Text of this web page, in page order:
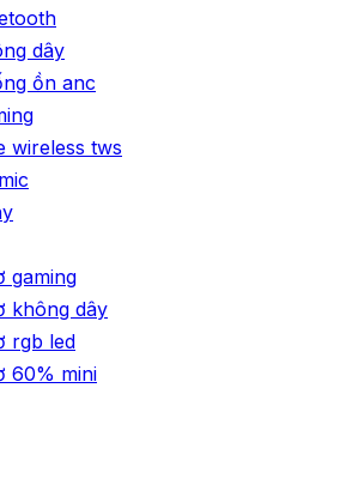
dây
ồn anc
wireless tws
gaming
không dây
rgb led
60% mini